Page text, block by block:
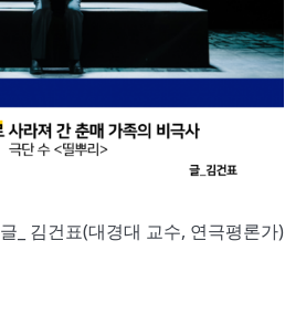
글_ 김건표(대경대 교수, 연극평론가)